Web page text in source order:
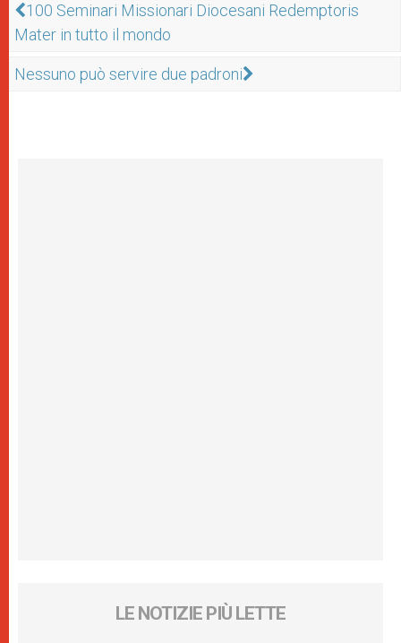
100 Seminari Missionari Diocesani Redemptoris
Mater in tutto il mondo
Nessuno può servire due padroni
LE NOTIZIE PIÙ LETTE